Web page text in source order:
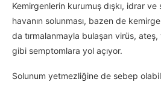
Kemirgenlerin kurumuş dışkı, idrar ve
havanın solunması, bazen de
da tırmalanmayla bulaşan virüs, ateş,
gibi semptomlara yol açıyor.
Solunum yetmezliğine de sebep